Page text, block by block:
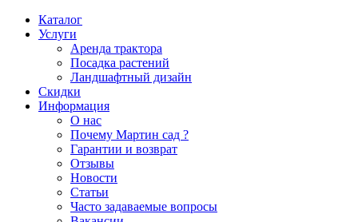
Каталог
Услуги
Аренда трактора
Посадка растений
Ландшафтный дизайн
Скидки
Информация
О нас
Почему Мартин сад ?
Гарантии и возврат
Отзывы
Новости
Статьи
Часто задаваемые вопросы